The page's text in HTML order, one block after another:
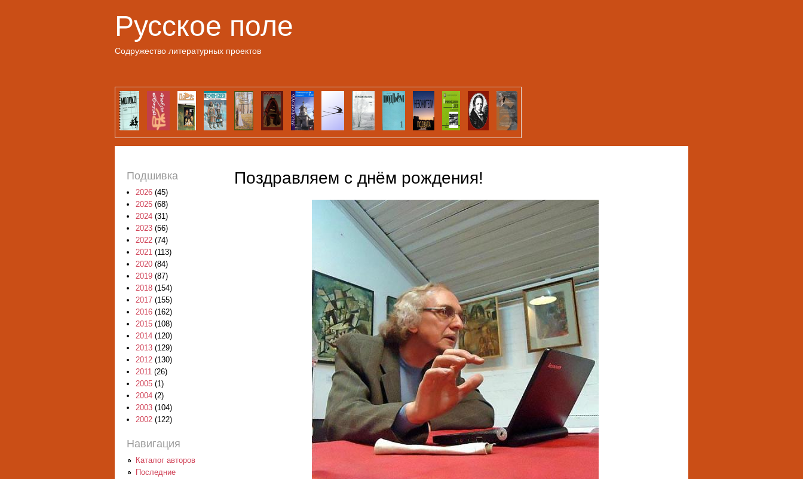
Русское поле
Содружество литературных проектов
Поздравляем с днём рождения!
Подшивка
2026 (45)
2025 (68)
2024 (31)
2023 (56)
2022 (74)
2021 (113)
2020 (84)
2019 (87)
2018 (154)
2017 (155)
2016 (162)
2015 (108)
2014 (120)
2013 (129)
2012 (130)
2011 (26)
2005 (1)
2004 (2)
2003 (104)
2002 (122)
Навигация
Каталог авторов
Последние